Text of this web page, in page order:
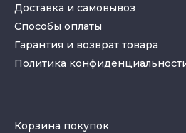
Доставка и самовывоз
Способы оплаты
Гарантия и возврат товара
Политика
Корзина покупок